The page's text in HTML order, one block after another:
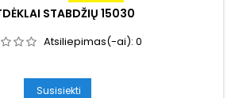
STABDŽIŲ 15030
Atsiliepimas(-ai): 0
Susisiekti